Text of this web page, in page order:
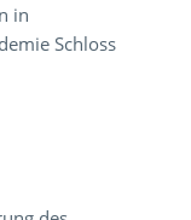
in
Schloss